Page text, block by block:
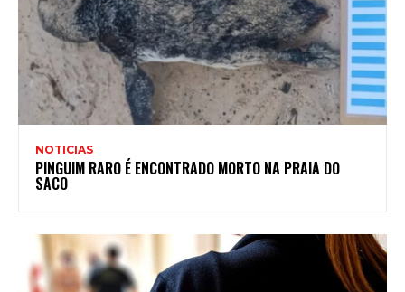
NOTICIAS
PINGUIM RARO É ENCONTRADO MORTO NA PRAIA DO
SACO